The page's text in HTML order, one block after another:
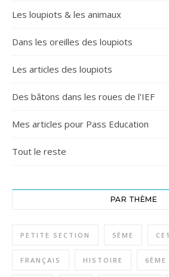
Les loupiots & les animaux
Dans les oreilles des loupiots
Les articles des loupiots
Des bâtons dans les roues de l'IEF
Mes articles pour Pass Education
Tout le reste
PAR THÈME
PETITE SECTION 5ÈME CE1
FRANÇAIS HISTOIRE 6ÈME